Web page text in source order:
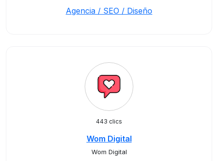
Agencia / SEO / Diseño
443 clics
Wom Digital
Wom Digital